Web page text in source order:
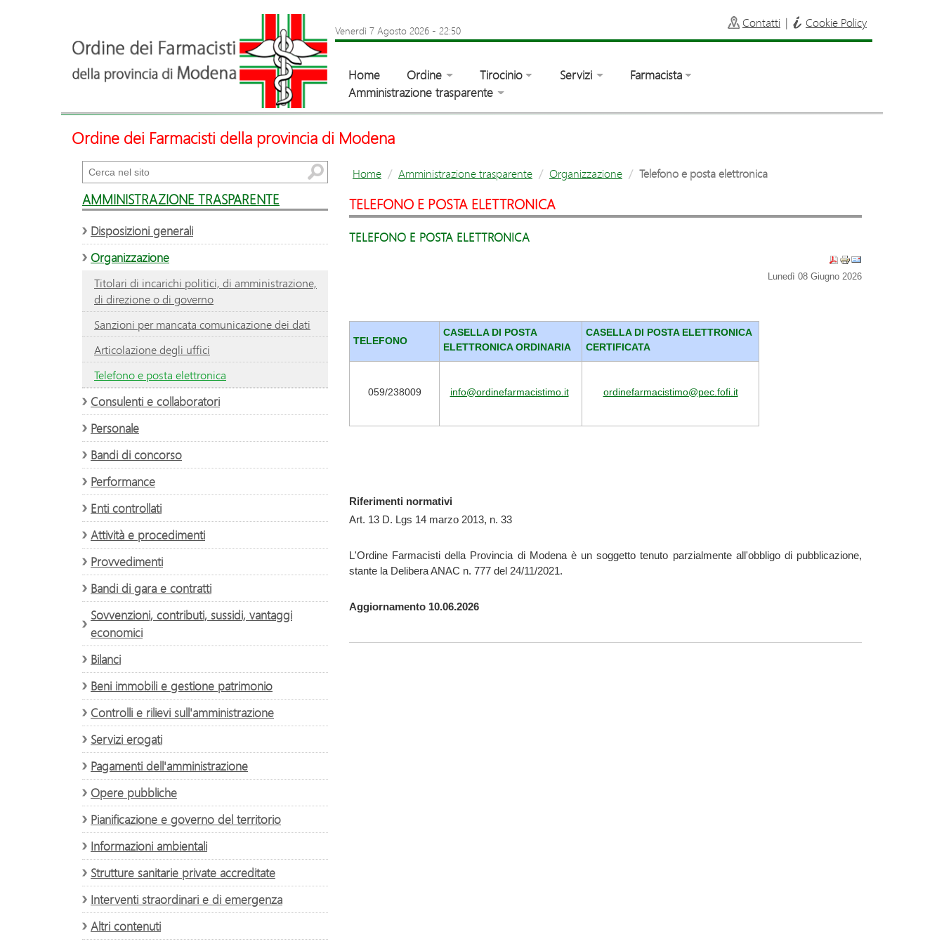
Venerdì 7 Agosto 2026 - 22:50
Contatti | Cookie Policy
Home Ordine Tirocinio Servizi
Farmacista
Amministrazione trasparente
Ordine dei Farmacisti della provincia di Modena
Home Amministrazione trasparente Organizzazione Telefono e posta elettronica
TELEFONO E POSTA ELETTRONICA
TELEFONO E POSTA ELETTRONICA
Lunedì 08 Giugno 2026
TELEFONO
CASELLA DI POSTA
ELETTRONICA ORDINARIA
CASELLA DI POSTA ELETTRONICA
CERTIFICATA
059/238009 info@ordinefarmacistimo.it ordinefarmacistimo@pec.fofi.it
Riferimenti normativi
Art. 13 D. Lgs 14 marzo 2013, n. 33
L'Ordine Farmacisti della Provincia di Modena è un soggetto tenuto parzialmente all'obbligo di pubblicazione,
stante la Delibera ANAC n. 777 del 24/11/2021.
Aggiornamento 10.06.2026
Cerca
AMMINISTRAZIONE TRASPARENTE
Disposizioni generali
Organizzazione
Titolari di incarichi politici, di amministrazione,
di direzione o di governo
Sanzioni per mancata comunicazione dei dati
Articolazione degli uffici
Telefono e posta elettronica
Consulenti e collaboratori
Personale
Bandi di concorso
Performance
Enti controllati
Attività e procedimenti
Provvedimenti
Bandi di gara e contratti
Sovvenzioni, contributi, sussidi, vantaggi
economici
Bilanci
Beni immobili e gestione patrimonio
Controlli e rilievi sull'amministrazione
Servizi erogati
Pagamenti dell'amministrazione
Opere pubbliche
Pianificazione e governo del territorio
Informazioni ambientali
Strutture sanitarie private accreditate
Interventi straordinari e di emergenza
Altri contenuti